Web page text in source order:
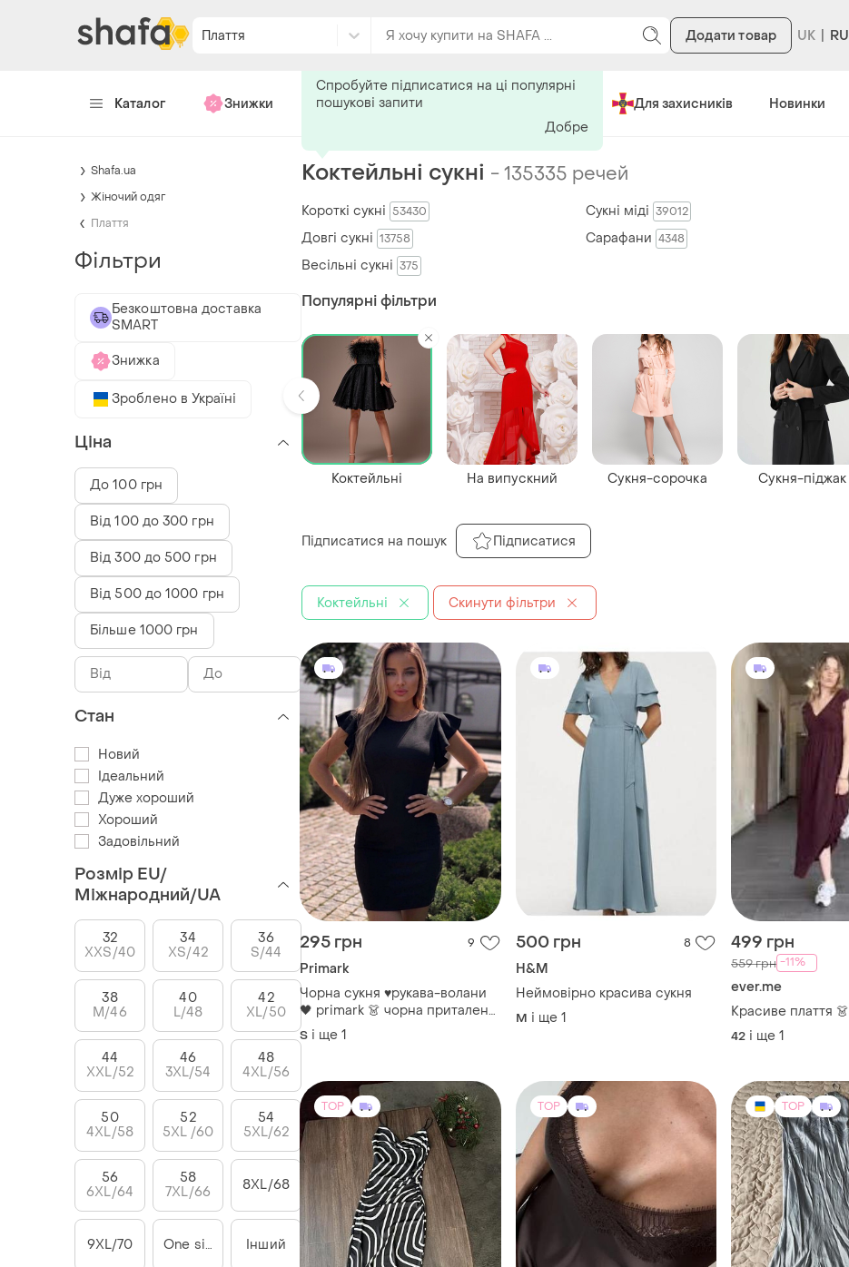
Плаття Додати товар RU
Каталог Знижки Хендмейд Для захисників Новинки
Коктейльні сукні -135335 речей
295 грн 9
Primark
Чорна сукня ♥️рукава-волани
🖤 primark 👗 чорна приталена
сукня 🖤 маленька чорна сукня
стрейч s - m
S і ще 1
500 грн 8
H&M
Неймовірно красива сукня
M і ще 1
499 грн
559 грн -11%
ever.me
Красиве плаття 👗
42 і ще 1
TOP TOP TOP
Короткі сукні 53430 Сукні міді 39012
Довгі сукні 13758 Сарафани 4348
Весільні сукні 375
Популярні фільтри
Коктейльні На випускний Сукня-сорочка Сукня-піджак
Коктейльні Скинути фільтри
Підписатися на пошук Підписатися
Спробуйте підписатися на ці популярні
пошукові запити
Добре
Shafa.ua
Жіночий одяг
Плаття
Фільтри
Безкоштовна доставка
SMART
Знижка
Зроблено в Україні
Ціна
До 100 грн
Від 100 до 300 грн
Від 300 до 500 грн
Від 500 до 1000 грн
Більше 1000 грн
Стан
Новий
Ідеальний
Дуже хороший
Хороший
Задовільний
Розмір EU/
Міжнародний/UA
32
XXS/40
34
XS/42
36
S/44
38
M/46
40
L/48
42
XL/50
44
XXL/52
46
3XL/54
48
4XL/56
50
4XL/58
52
5XL /60
54
5XL/62
56
6XL/64
58
7XL/66
8XL/68
9XL/70 One size Інший